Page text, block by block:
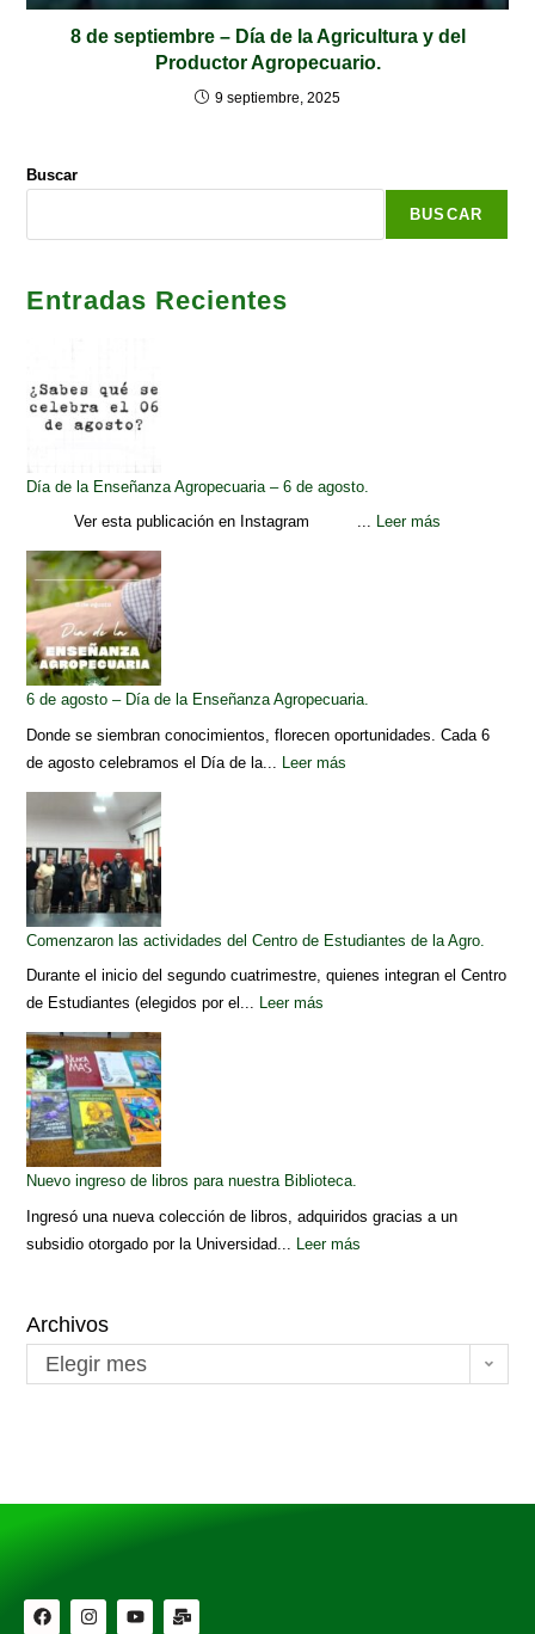
8 de septiembre – Día de la Agricultura y del
Productor Agropecuario.
9 septiembre, 2025
Buscar
BUSCAR
Entradas Recientes
Día de la Enseñanza Agropecuaria – 6 de agosto.
Ver esta publicación en Instagram ... Leer más
6 de agosto – Día de la Enseñanza Agropecuaria.
Donde se siembran conocimientos, florecen oportunidades. Cada 6
de agosto celebramos el Día de la...
Leer más
Comenzaron las actividades del Centro de Estudiantes de la Agro.
Durante el inicio del segundo cuatrimestre, quienes integran el Centro
de Estudiantes (elegidos por el... Leer más
Nuevo ingreso de libros para nuestra Biblioteca.
Ingresó una nueva colección de libros, adquiridos gracias a un
subsidio otorgado por la Universidad...
Leer más
Archivos
Elegir mes